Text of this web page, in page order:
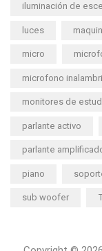
iluminación de
luces
micro
microfono
monitores de
parlante activo
parlante
piano
sub woofer